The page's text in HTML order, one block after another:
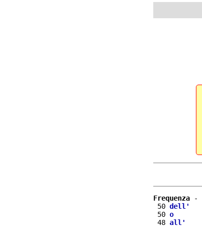
Frequenza -
50 dell'
50 o
48 all'